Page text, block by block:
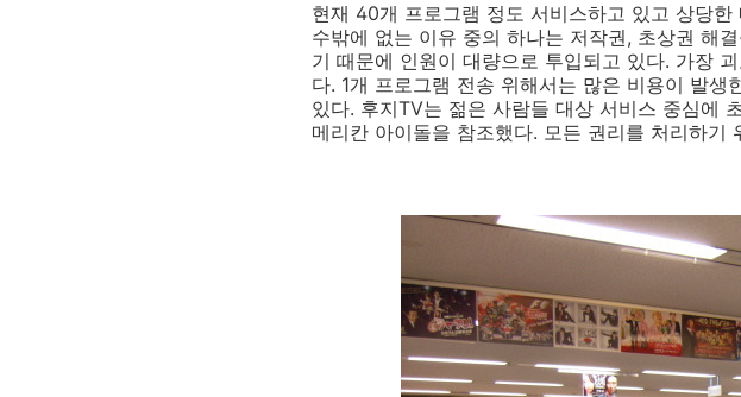
현재 40개 프로그램 정도 서비스하고 있고 상당
수밖에 없는 이유 중의 하나는 저작권, 초상권 해
기 때문에 인원이 대량으로 투입되고 있다. 가장
다. 1개 프로그램 전송 위해서는 많은 비용이 발
있다. 후지TV는 젊은 사람들 대상 서비스 중심에
메리칸 아이돌을 참조했다. 모든 권리를 처리하